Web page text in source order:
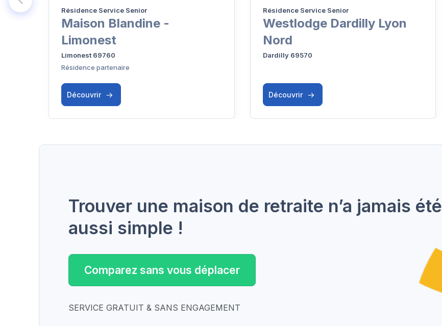
Résidence Service Senior
Maison Blandine -
Limonest
Limonest 69760
Résidence partenaire
Découvrir
Résidence Service Senior
Westlodge Dardilly Lyon
Nord
Dardilly 69570
Découvrir
Trouver une maison de retraite n’a jamais été
aussi simple !
Comparez sans vous déplacer
SERVICE GRATUIT & SANS ENGAGEMENT